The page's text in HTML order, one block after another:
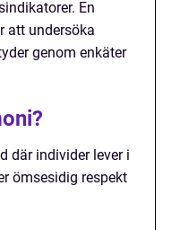
En
att undersöka
genom enkäter
där individer lever i
ömsesidig respekt